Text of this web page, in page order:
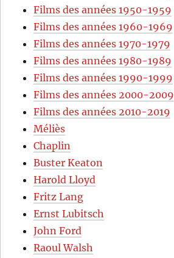
Films des années 1950-1959
Films des années 1960-1969
Films des années 1970-1979
Films des années 1980-1989
Films des années 1990-1999
Films des années 2000-2009
Films des années 2010-2019
Méliès
Chaplin
Buster Keaton
Harold Lloyd
Fritz Lang
Ernst Lubitsch
John Ford
Raoul Walsh